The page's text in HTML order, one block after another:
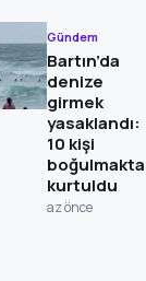
Gündem
Bartın’da
denize
girmek
yasaklandı:
10 kişi
kurtuldu
az önce